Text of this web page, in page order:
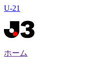
U-21
ホーム